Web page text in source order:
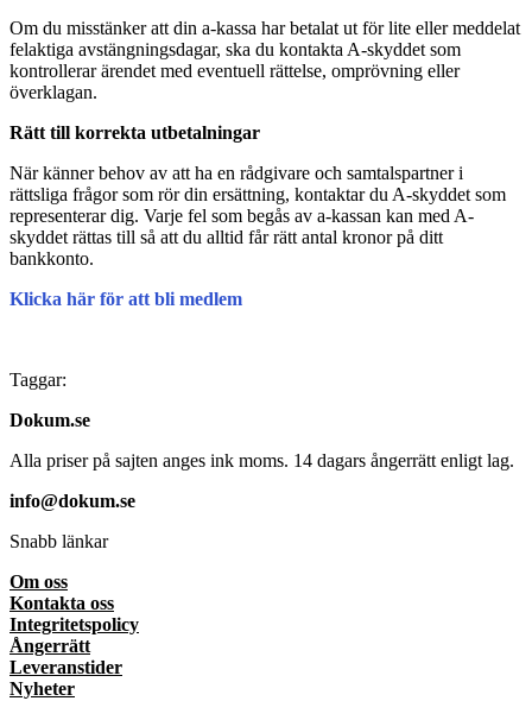
Om du misstänker att din a-kassa har betalat ut för lite eller meddelat
felaktiga avstängningsdagar, ska du kontakta A-skyddet som
kontrollerar ärendet med eventuell rättelse, omprövning eller
överklagan.
Rätt till korrekta utbetalningar
När känner behov av att ha en rådgivare och samtalspartner i
rättsliga frågor som rör din ersättning, kontaktar du A-skyddet som
representerar dig. Varje fel som begås av a-kassan kan med A-
skyddet rättas till så att du alltid får rätt antal kronor på ditt
bankkonto.
Klicka här för att bli medlem
Taggar:
Dokum.se
Alla priser på sajten anges ink moms. 14 dagars ångerrätt enligt lag.
info@dokum.se
Snabb länkar
Om oss
Kontakta oss
Integritetspolicy
Ångerrätt
Leveranstider
Nyheter